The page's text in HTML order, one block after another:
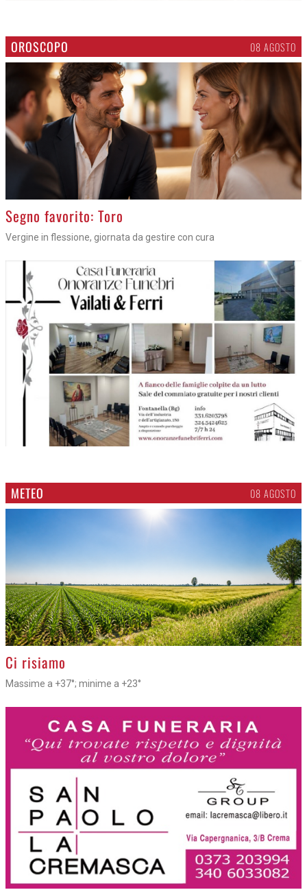
OROSCOPO 08 AGOSTO
>
Segno favorito: Toro
Vergine in flessione, giornata da gestire con cura
METEO 08 AGOSTO
>
Ci risiamo
Massime a +37°; minime a +23°